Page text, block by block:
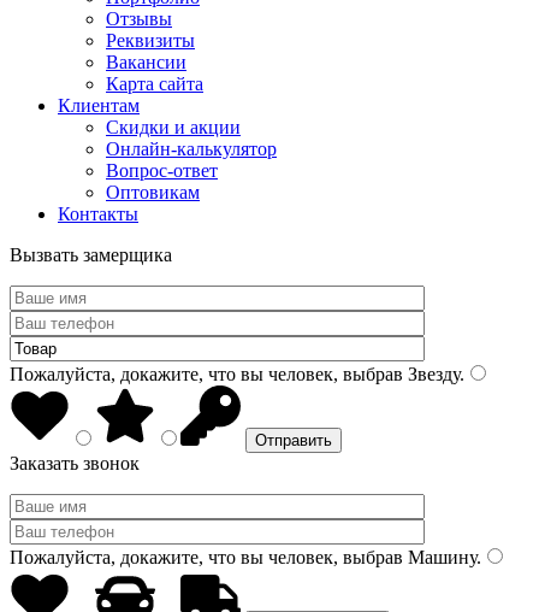
Отзывы
Реквизиты
Вакансии
Карта сайта
Клиентам
Скидки и акции
Онлайн-калькулятор
Вопрос-ответ
Оптовикам
Контакты
Вызвать замерщика
Пожалуйста, докажите, что вы человек, выбрав Звезду.
Заказать звонок
Пожалуйста, докажите, что вы человек, выбрав Машину.